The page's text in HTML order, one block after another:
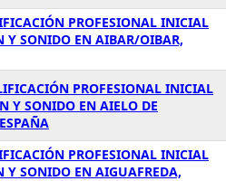
PROFESIONAL INICIAL
Y SONIDO EN AIBAR/OIBAR,
PROFESIONAL INICIAL
Y SONIDO EN AIELO DE
PROFESIONAL INICIAL
SONIDO EN AIGUAFREDA,